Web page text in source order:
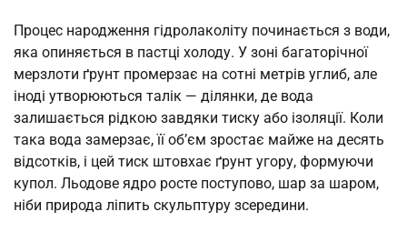
Процес народження гідролаколіту починається з води,
яка опиняється в пастці холоду. У зоні багаторічної
мерзлоти ґрунт промерзає на сотні метрів углиб, але
іноді утворюються талік — ділянки, де вода
залишається рідкою завдяки тиску або ізоляції. Коли
така вода замерзає, її об’єм зростає майже на десять
відсотків, і цей тиск штовхає ґрунт угору, формуючи
купол. Льодове ядро росте поступово, шар за шаром,
ніби природа ліпить скульптуру зсередини.